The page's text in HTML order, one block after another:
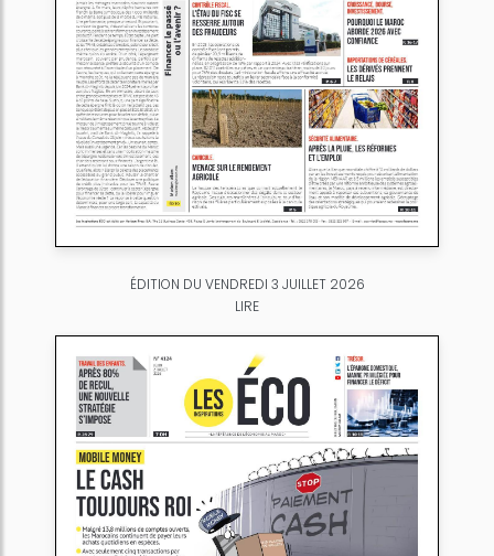
ÉDITION DU VENDREDI 3 JUILLET 2026
LIRE